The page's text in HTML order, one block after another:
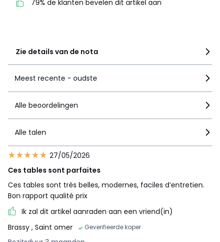
3 1
Zie details van de nota
79% de klanten bevelen dit artikel aan
Meest recente - oudste
Alle beoordelingen
Alle talen
27/05/2026
Ces tables sont parfaites
Ces tables sont très belles, modernes, faciles d’entretien.
Bon rapport qualité prix
Ik zal dit artikel aanraden aan een vriend(in)
Brassy , Saint omer Geverifieerde koper